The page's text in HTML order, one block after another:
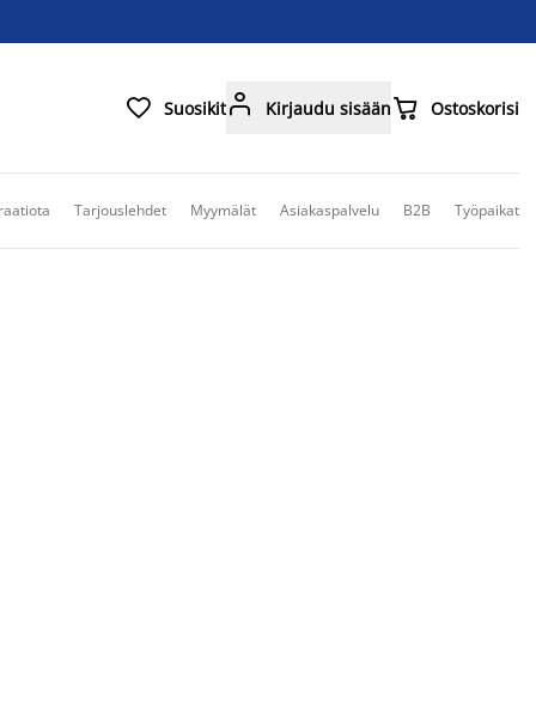
 Suosikit Kirjaudu sisään Ostoskorisi
Tarjouslehdet Myymälät Asiakaspalvelu B2B Työpaikat